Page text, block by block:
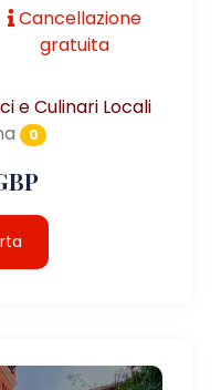
Cancellazione
gratuita
e Culinari Locali
0